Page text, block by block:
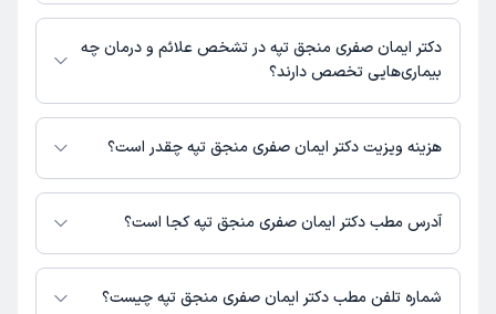
آدرس مطب، شماره تماس، برنامه حضور در مطب، تصاویر پزشک، ساعات کاری و
سایر اطلاعات مرتبط با خدمات پزشکی و نوبت‌گیری ممکن است در پروفایل ایشان
در دکترتو در دسترس باشد
دکتر ایمان صفری منجق تپه در رشته‌های زیر (پزشکی) تخصص دارند:
عمومی
دکتر ایمان صفری منجق تپه در تشخص علائم و درمان چه
بیماری‌هایی تخصص دارند؟
دکتر ایمان صفری منجق تپه در تشخیص علائم و درمان بیماری‌های مرتبط با
عمومی فعالیت می‌کنند.
هزینه ویزیت دکتر ایمان صفری منجق تپه چقدر است؟
برای اطلاع از هزینه ویزیت دکتر ایمان صفری منجق تپه، لازم است با مطب تماس
بگیرید.آدرس مطب دکتر ایمان صفری منجق تپه کجا است؟
اطلاعات مربوط به آدرس مطب دکتر ایمان صفری منجق تپه در حال حاضر در
دسترس نیست. برای دریافت اطلاعات دقیق‌تر، لطفاً با مطب تماس بگیرید.
شماره تلفن مطب دکتر ایمان صفری منجق تپه چیست؟